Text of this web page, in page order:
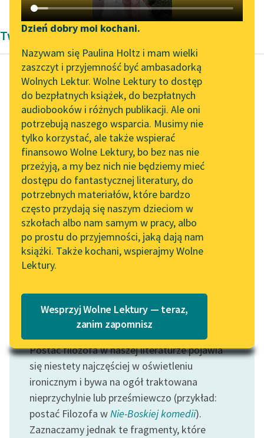
Katalog DAISY
Podkasty o książkach
Zgłoś brak utworu
Aktualności
„Prokurator Alicja Horn”
do słuchania
Byliśmy częścią AI Impact
Lab
Zapraszamy na spotkanie
online z tłumaczkami
literatury skandynawskiej
Spotkanie z Katarzyną
Tunkiel w Oslo
102. lata temu zmarł
Joseph Conrad
Lektury szkolne i klasyka
literatury do słuchania dla
uczennic i uczniów z
niepełnosprawnościami
E-kolekcja lektur
szkolnych i literatury do
słuchania dla uczennic i
uczniów z
Narzędzia
Mapa Wolnych Lektur
Leśmianator
Przewodnik dla piszących i
czytających
API
OAI-PMH
Widget Wolnych Lektur
Przypisy
Katalog w formacie PDF
Dzień dobry moi kochani.
Nazywam się Paulina Holtz i mam wielki
zaszczyt i przyjemność być ambasadorką
Wolnych Lektur. Wolne Lektury to dostęp
do bezpłatnych książek, do bezpłatnych
audiobooków i różnych publikacji. Ale oni
potrzebują naszego wsparcia. Musimy nie
tylko korzystać, ale także wspierać
finansowo Wolne Lektury, bo bez nas nie
przeżyją, a my bez nich nie będziemy mieć
dostępu do fantastycznej literatury, do
potrzebnych materiałów, które bardzo
często przydają się naszym dzieciom w
szkołach albo nam samym w pracy, albo
po prostu do przyjemności, jaką dają nam
książki. Także kochani, wspierajmy Wolne
Lektury.
Wesprzyj Wolne Lektury — teraz,
zanim zapomnisz
Twórczość Stefana Grabińskiego
Stefan Grabiński
Spojrzenie
Wystarczyło mu z
pewną dozą
wewnętrznego
przekonania pomyśleć,
że np. jakąś książkę
zgubił — by po...
Czytaj więcej
Motyw: Filozof
Postać filozofa w naszej literaturze pojawia
się niestety najczęściej w oświetleniu
ironicznym i bywa na ogół traktowana
nieprzychylnie lub prześmiewczo (przykład:
postać Filozofa wNie-Boskiej komedii).
Zaznaczamy jednak te fragmenty, które